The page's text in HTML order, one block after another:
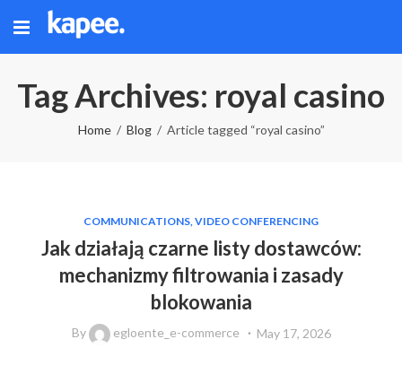
Tag Archives: royal casino
Home Blog Article tagged “royal casino”
COMMUNICATIONS, VIDEO CONFERENCING
Jak działają czarne listy dostawców:
mechanizmy filtrowania i zasady
blokowania
By egloente_e-commerce May 17, 2026